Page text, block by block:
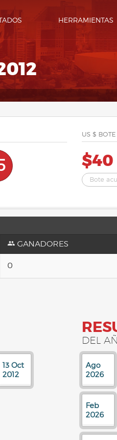
HERRAMIENTAS
US $ BOTE
$40
Bote
GANADORES
0
13 Oct
2012
DEL
Ago
2026
Feb
2026